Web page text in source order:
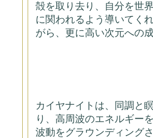
殻を取り去り、自分を世
に関われるよう導いてく
がら、更に高い次元への
カイヤナイトは、同調と
り、高周波のエネルギー
波動をグラウンディング